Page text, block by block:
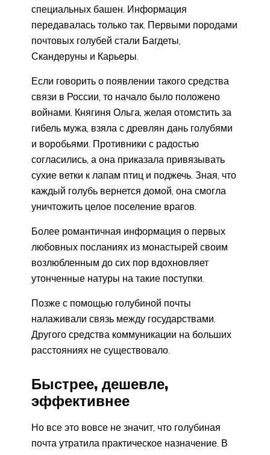
специальных башен. Информация
передавалась только так. Первыми породами
почтовых голубей стали Багдеты,
Скандеруны и Карьеры.
Если говорить о появлении такого средства
связи в России, то начало было положено
войнами. Княгиня Ольга, желая отомстить за
гибель мужа, взяла с древлян дань голубями
и воробьями. Противники с радостью
согласились, а она приказала привязывать
сухие ветки к лапам птиц и поджечь. Зная, что
каждый голубь вернется домой, она смогла
уничтожить целое поселение врагов.
Более романтичная информация о первых
любовных посланиях из монастырей своим
возлюбленным до сих пор вдохновляет
утонченные натуры на такие поступки.
Позже с помощью голубиной почты
налаживали связь между государствами.
Другого средства коммуникации на больших
расстояниях не существовало.
Быстрее, дешевле,
эффективнее
Но все это вовсе не значит, что голубиная
почта утратила практическое назначение. В